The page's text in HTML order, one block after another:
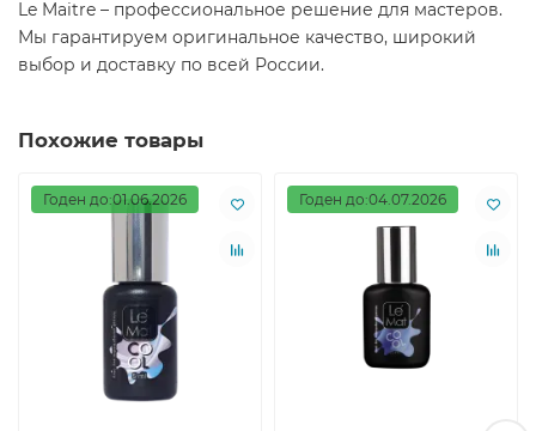
Le Maitre – профессиональное решение для мастеров.
Мы гарантируем оригинальное качество, широкий
выбор и доставку по всей России.
Похожие товары
Годен до:01.06.2026 Годен до:04.07.2026